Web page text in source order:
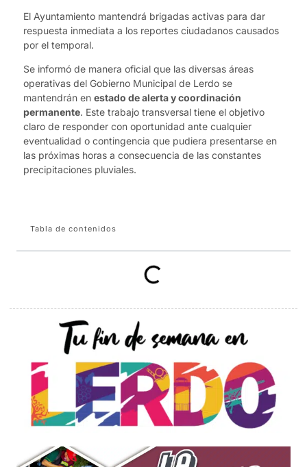
El Ayuntamiento mantendrá brigadas activas para dar
respuesta inmediata a los reportes ciudadanos causados
por el temporal.
Se informó de manera oficial que las diversas áreas
operativas del Gobierno Municipal de Lerdo se
mantendrán en estado de alerta y coordinación
permanente. Este trabajo transversal tiene el objetivo
claro de responder con oportunidad ante cualquier
eventualidad o contingencia que pudiera presentarse en
las próximas horas a consecuencia de las constantes
precipitaciones pluviales.
Tabla de contenidos